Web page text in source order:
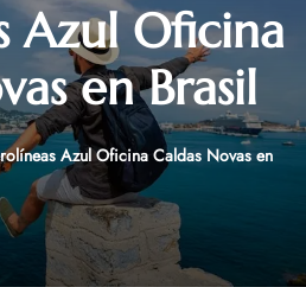
Azul Oficina
en Brasil
Azul Oficina Caldas Novas en